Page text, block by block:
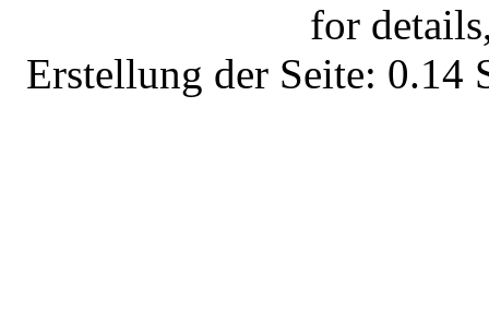
for
Erstellung der Seite: 0.14